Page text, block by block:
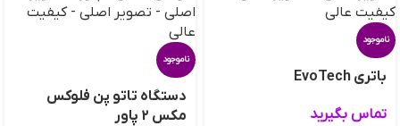
ناموجود
باتری EvoTech
تماس بگیرید
ناموجود
دستگاه تاتو پن فلوکس
مکس 2 پاور